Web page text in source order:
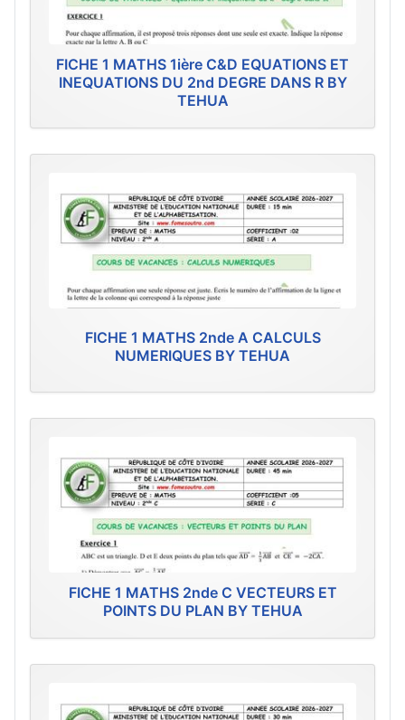
FICHE 1 MATHS 1ière C&D EQUATIONS ET
INEQUATIONS DU 2nd DEGRE DANS R BY
TEHUA
FICHE 1 MATHS 2nde A CALCULS
NUMERIQUES BY TEHUA
FICHE 1 MATHS 2nde C VECTEURS ET
POINTS DU PLAN BY TEHUA